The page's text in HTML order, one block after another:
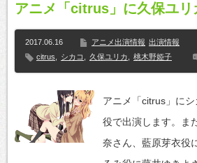
アニメ「citrus」に久保ユリ
2017.06.16 アニメ出演情報 出演情報
citrus
シカコ 久保ユリカ 桃木野姫子
アニメ「citrus」に
役で出演します。ま
奈さん、藍原芽衣役